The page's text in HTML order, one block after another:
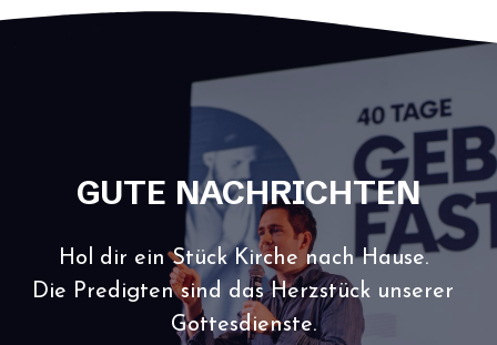
GUTE NACHRICHTEN
Hol dir ein Stück Kirche nach Hause.
Die Predigten sind das Herzstück unserer
Gottesdienste.